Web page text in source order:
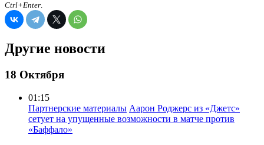
Ctrl+Enter.
Другие новости
18 Октября
01:15
Партнерские материалы Аарон Роджерс из «Джетс»
сетует на упущенные возможности в матче против
«Баффало»